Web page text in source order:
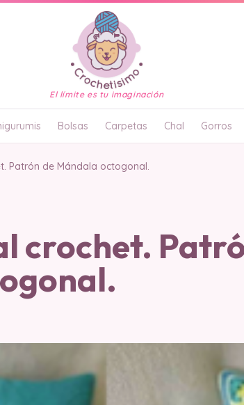
El límite es tu imaginación
Bolsas Carpetas Chal Gorros
Patrón de Mándala octogonal.
crochet.